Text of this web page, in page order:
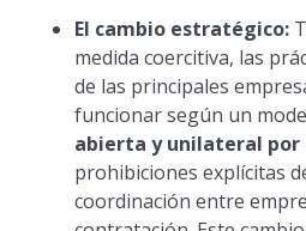
El cambio estratégico:
medida coercitiva, las
de las principales
funcionar según un
abierta y unilateral
prohibiciones explícitas
coordinación entre